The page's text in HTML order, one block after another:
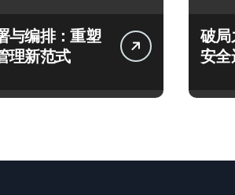
与编排：重塑
理新范式
破局
安全